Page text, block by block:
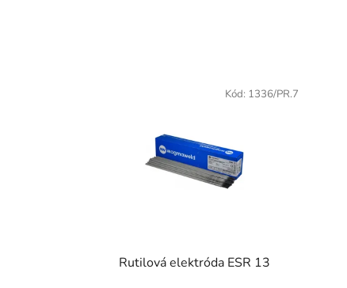
Rutilová elektróda ESR 13
Kód: 1336/PR.7